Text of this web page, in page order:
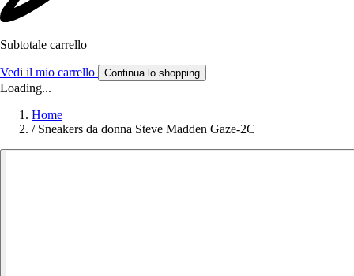
Subtotale carrello
Vedi il mio carrello Continua lo shopping
Loading...
Home
/ Sneakers da donna Steve Madden Gaze-2C